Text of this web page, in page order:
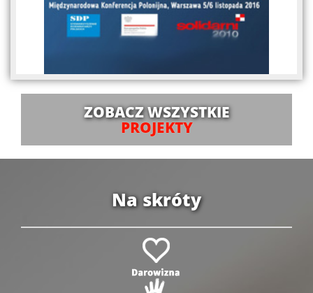
ZOBACZ WSZYSTKIE
PROJEKTY
Na skróty